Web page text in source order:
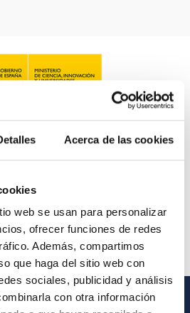
Acerca de las cookies
web se usan para personalizar
ofrecer funciones de redes
Además, compartimos
que haga del sitio web con
sociales, publicidad y análisis
con otra información